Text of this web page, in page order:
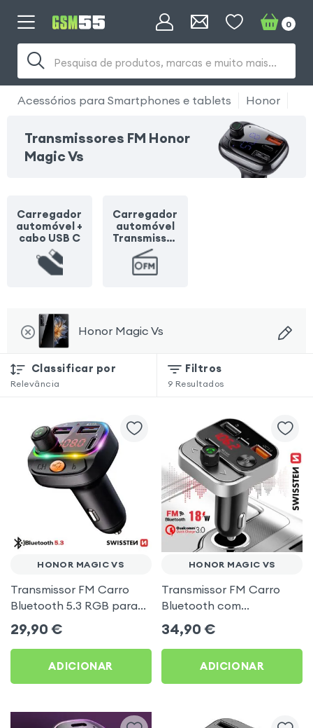
Pesquisa de produtos, marcas e muito mais...
0
Acessórios para Smartphones e tablets Honor
Transmissores FM Honor
Magic Vs
Carregador
automóvel +
cabo USB C
Carregador
automóvel
Transmissor
FM
Honor Magic Vs
Classificar por
Relevância
Filtros
9 Resultados
HONOR MAGIC VS
Transmissor FM Carro
Bluetooth 5.3 RGB para
Honor Magic Vs
29,90 €
ADICIONAR
HONOR MAGIC VS
Transmissor FM Carro
Bluetooth com
carregamento duplo de
música USB Preto
34,90 €
ADICIONAR